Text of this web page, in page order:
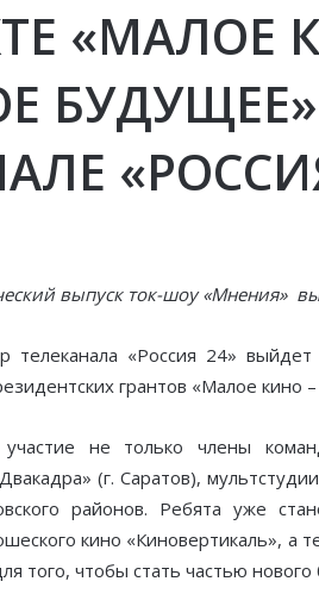
«МАЛОЕ
выпуск ток-шоу «Мнения»
«Россия 24»
грантов «Малое кино
не только члены
(г. Саратов),
районов. Ребята уже
кино «Киновертикаль», а
того, чтобы стать частью нового